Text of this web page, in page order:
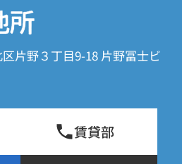
片野３丁目9-18 片野冨士ビ
賃貸部